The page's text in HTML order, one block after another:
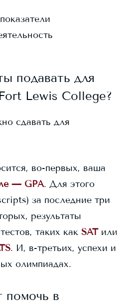
подавать для
Lewis College?
сдавать для
во-первых, ваша
— GPA. Для этого
за последние три
результаты
таких как SAT или
. И, в-третьих, успехи и
олимпиадах.
в